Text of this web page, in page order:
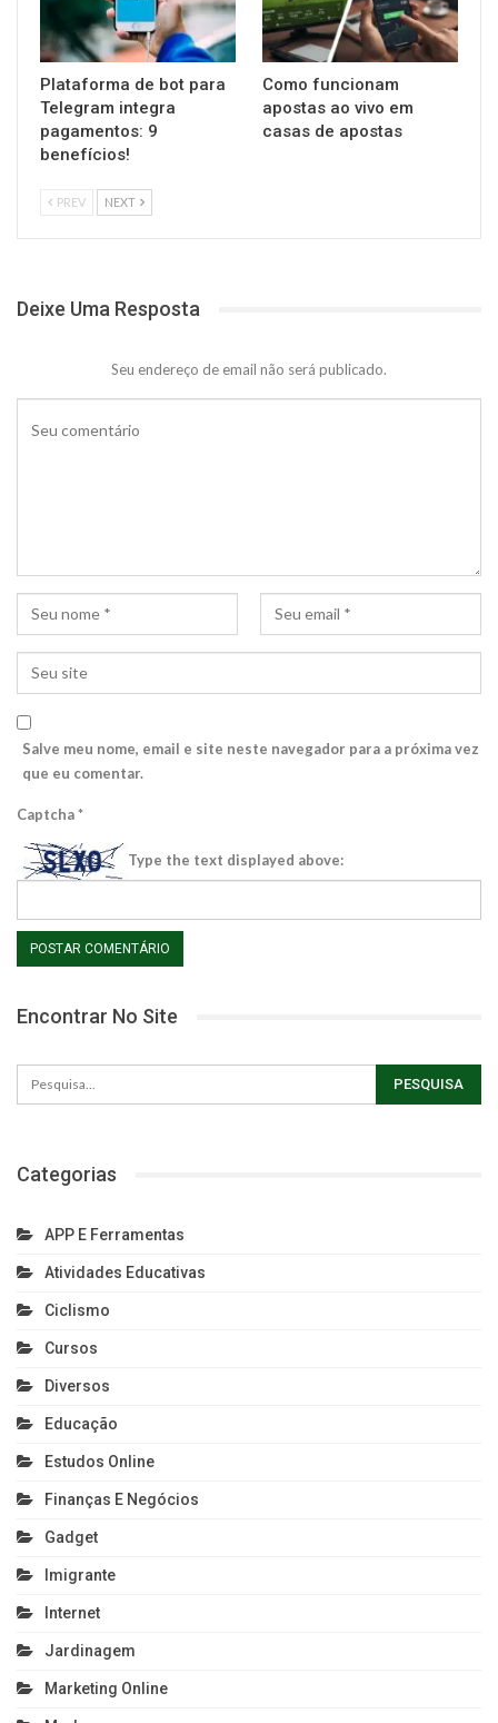
Plataforma de bot para
Telegram integra
pagamentos: 9
benefícios!
Como funcionam
apostas ao vivo em
casas de apostas
PREV NEXT
Deixe Uma Resposta
Seu endereço de email não será publicado.
Salve meu nome, email e site neste navegador para a próxima vez
que eu comentar.
Captcha*
Type the text displayed above:
Encontrar No Site
Categorias
APP E Ferramentas
Atividades Educativas
Ciclismo
Cursos
Diversos
Educação
Estudos Online
Finanças E Negócios
Gadget
Imigrante
Internet
Jardinagem
Marketing Online